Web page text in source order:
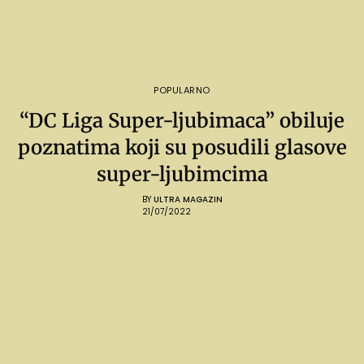
POPULARNO
“DC Liga Super-ljubimaca” obiluje
poznatima koji su posudili glasove
super-ljubimcima
BY ULTRA MAGAZIN
21/07/2022